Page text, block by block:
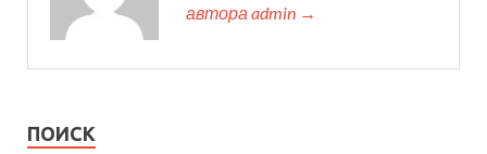
автора admin →
ПОИСК